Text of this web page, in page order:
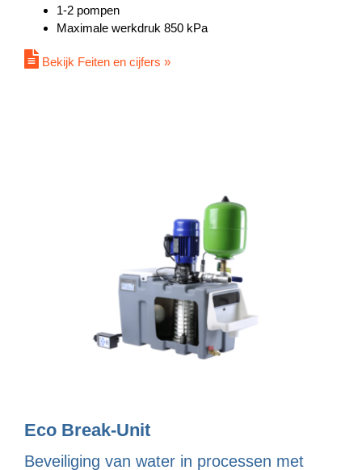
1-2 pompen
Maximale werkdruk 850 kPa
Bekijk Feiten en cijfers »
Eco Break-Unit
Beveiliging van water in processen met